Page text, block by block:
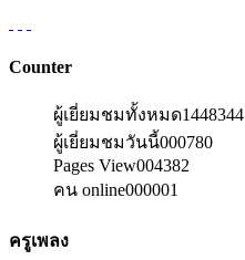
Counter
ผู้เยี่ยมชมทั้งหมด1448344
ผู้เยี่ยมชมวันนี้000780
Pages View004382
คน online000001
ครูเพลง